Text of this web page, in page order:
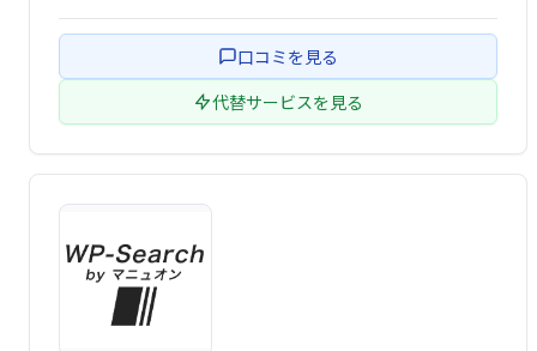
します。ウェブサイト構築のヒントや参考情報を得るのに
口コミを見る
代替サービスを見る